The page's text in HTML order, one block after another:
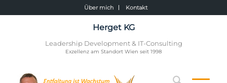
Über mich Kontakt
Herget KG
Leadership Development & IT-Consulting
Exzellenz am Standort Wien seit 1998